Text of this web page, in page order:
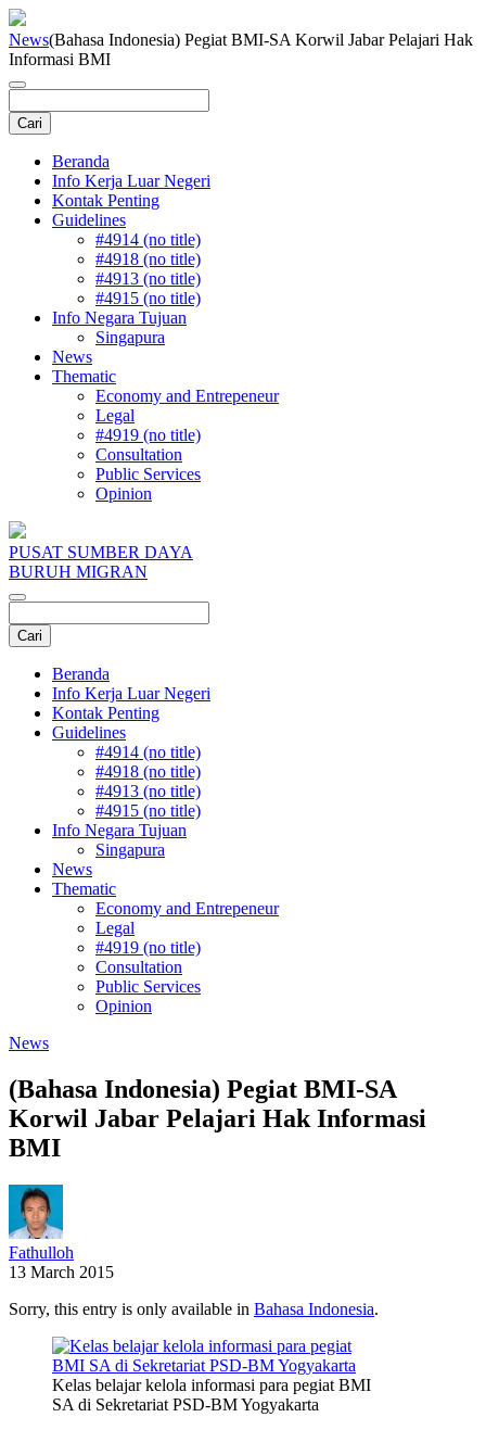
News(Bahasa Indonesia) Pegiat BMI-SA Korwil Jabar Pelajari Hak
Informasi BMI
Beranda
Info Kerja Luar Negeri
Kontak Penting
Guidelines
#4914 (no title)
#4918 (no title)
#4913 (no title)
#4915 (no title)
Info Negara Tujuan
Singapura
News
Thematic
Economy and Entrepeneur
Legal
#4919 (no title)
Consultation
Public Services
Opinion
PUSAT SUMBER DAYA
BURUH MIGRAN
Beranda
Info Kerja Luar Negeri
Kontak Penting
Guidelines
#4914 (no title)
#4918 (no title)
#4913 (no title)
#4915 (no title)
Info Negara Tujuan
Singapura
News
Thematic
Economy and Entrepeneur
Legal
#4919 (no title)
Consultation
Public Services
Opinion
News
(Bahasa Indonesia) Pegiat BMI-SA
Korwil Jabar Pelajari Hak Informasi
BMI
Fathulloh
13 March 2015
Sorry, this entry is only available in Bahasa Indonesia.
Kelas belajar kelola informasi para pegiat BMI
SA di Sekretariat PSD-BM Yogyakarta